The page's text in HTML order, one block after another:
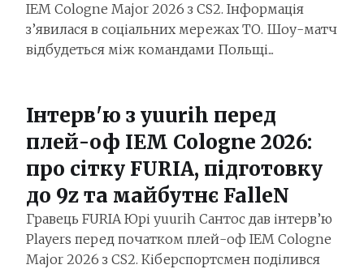
IEM Cologne Major 2026 з CS2. Інформація
з’явилася в соціальних мережах ТО. Шоу-матч
відбудеться між командами Польщі...
Інтерв'ю з yuurih перед
плей-оф IEM Cologne 2026:
про сітку FURIA, підготовку
до 9z та майбутнє FalleN
Гравець FURIA Юрі yuurih Сантос дав інтерв’ю
Players перед початком плей-оф IEM Cologne
Major 2026 з CS2. Кіберспортсмен поділився